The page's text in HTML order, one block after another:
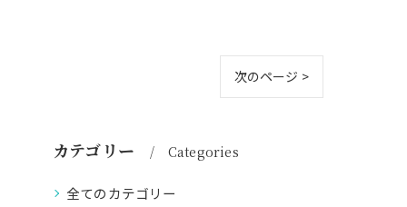
次のページ >
カテゴリー Categories
全てのカテゴリー